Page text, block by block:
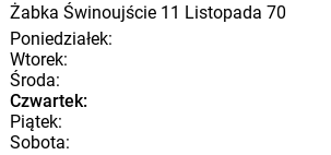
Żabka Świnoujście 11 Listopada 70
Poniedziałek:
Wtorek:
Środa:
Czwartek:
Piątek:
Sobota: